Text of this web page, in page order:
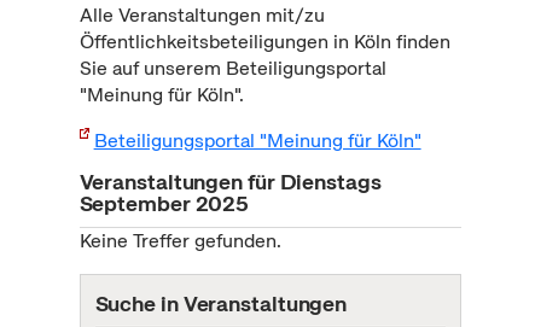
Alle Veranstaltungen mit/zu
Öffentlichkeitsbeteiligungen in Köln finden
Sie auf unserem Beteiligungsportal
"Meinung für Köln".
Beteiligungsportal "Meinung für Köln"
Veranstaltungen für Dienstags
September 2025
Keine Treffer gefunden.
Suche in Veranstaltungen